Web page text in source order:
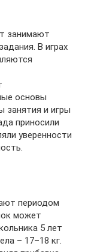
занимают
В играх
основы
занятия и игры
приносили
уверенности
периодом
может
5 лет
– 17–18 кг.